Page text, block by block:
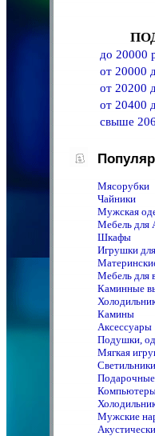
до 20000
от 20000
от 20200
от 20400
свыше
Мясорубки
Чайники
Мужская
Мебель для
Шкафы
Игрушки
Мебель для
Каминные
Камины
Аксессуары
Подушки,
Мягкая
Светильники
Мужские